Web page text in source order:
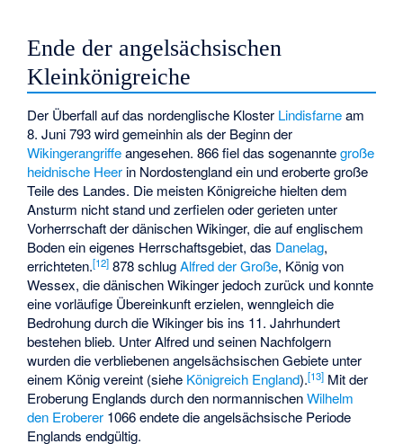
Ende der angelsächsischen
Kleinkönigreiche
Der Überfall auf das nordenglische Kloster Lindisfarneam
8. Juni 793 wird gemeinhin als der Beginn der
Wikingerangriffeangesehen. 866 fiel das sogenanntegroße
heidnische Heer in Nordostengland ein und eroberte große
Teile des Landes. Die meisten Königreiche hielten dem
Ansturm nicht stand und zerfielen oder gerieten unter
Vorherrschaft der dänischen Wikinger, die auf englischem
Boden ein eigenes Herrschaftsgebiet, das Danelag,
errichteten.[12] 878 schlugAlfred der Große, König von
Wessex, die dänischen Wikinger jedoch zurück und konnte
eine vorläufige Übereinkunft erzielen, wenngleich die
Bedrohung durch die Wikinger bis ins 11. Jahrhundert
bestehen blieb. Unter Alfred und seinen Nachfolgern
wurden die verbliebenen angelsächsischen Gebiete unter
einem König vereint (siehe Königreich England).[13] Mit der
Eroberung Englands durch den normannischenWilhelm
den Eroberer 1066 endete die angelsächsische Periode
Englands endgültig.